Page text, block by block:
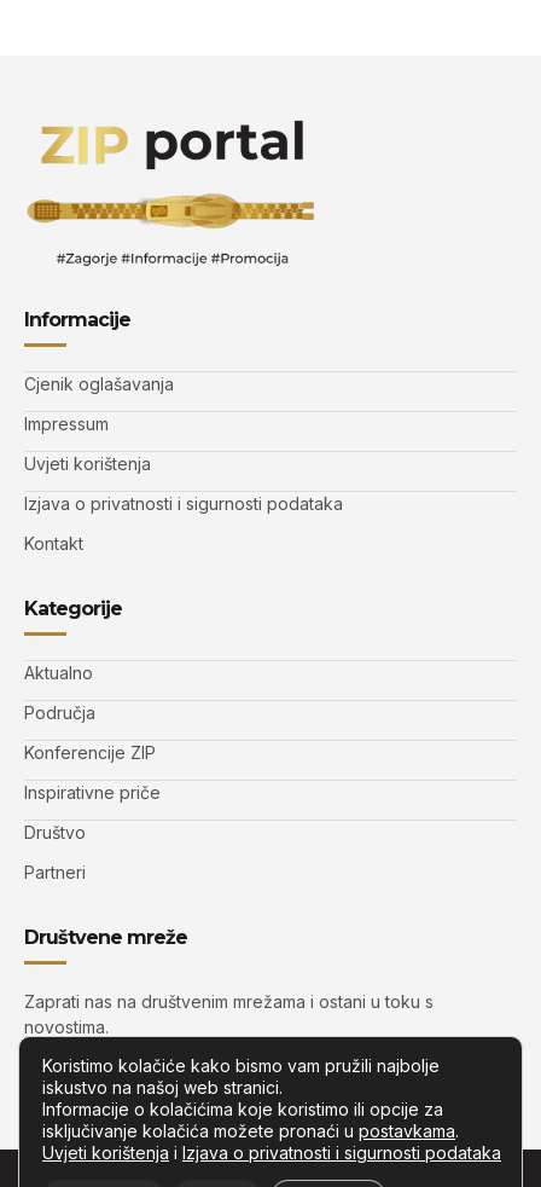
Informacije
Cjenik oglašavanja
Impressum
Uvjeti korištenja
Izjava o privatnosti i sigurnosti podataka
Kontakt
Kategorije
Aktualno
Područja
Konferencije ZIP
Inspirativne priče
Društvo
Partneri
Društvene mreže
Zaprati nas na društvenim mrežama i ostani u toku s
novostima.
Zip.com.hr– Sva prava pridržana.
Koristimo kolačiće kako bismo vam pružili najbolje
iskustvo na našoj web stranici.
Informacije o kolačićima koje koristimo ili opcije za
isključivanje kolačića možete pronaći u postavkama.
Uvjeti korištenja i Izjava o privatnosti i sigurnosti podataka